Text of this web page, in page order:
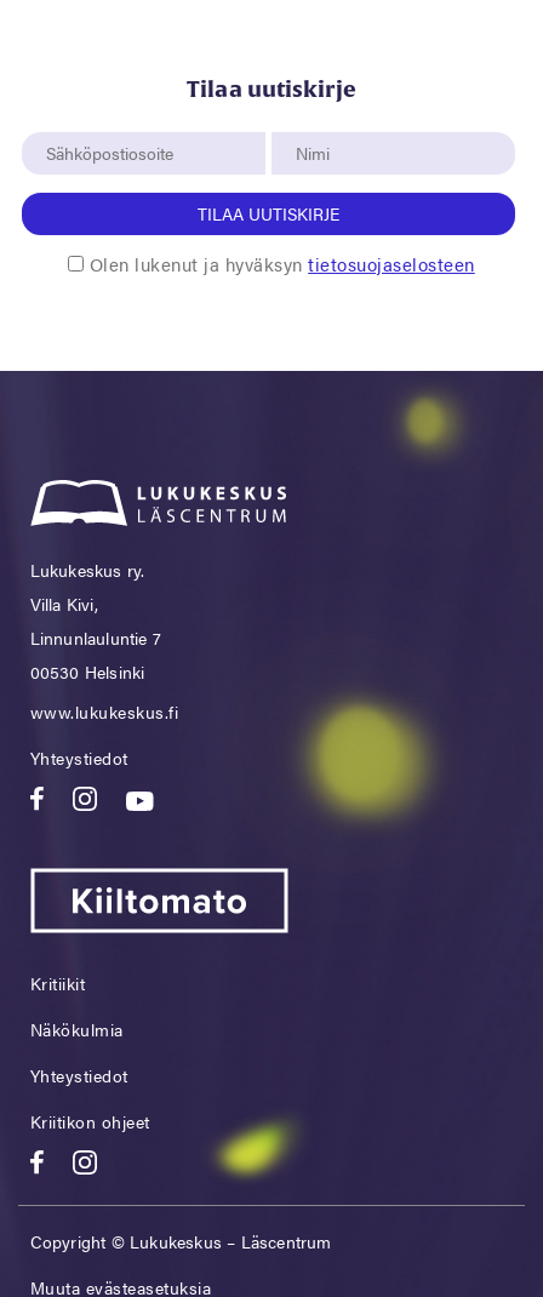
Tilaa uutiskirje
TILAA UUTISKIRJE
Olen lukenut ja hyväksyntietosuojaselosteen
Lukukeskus ry.
Villa Kivi,
Linnunlauluntie 7
00530 Helsinki
www.lukukeskus.fi
Yhteystiedot
Kritiikit
Näkökulmia
Yhteystiedot
Kriitikon ohjeet
Copyright © Lukukeskus – Läscentrum
Muuta evästeasetuksia